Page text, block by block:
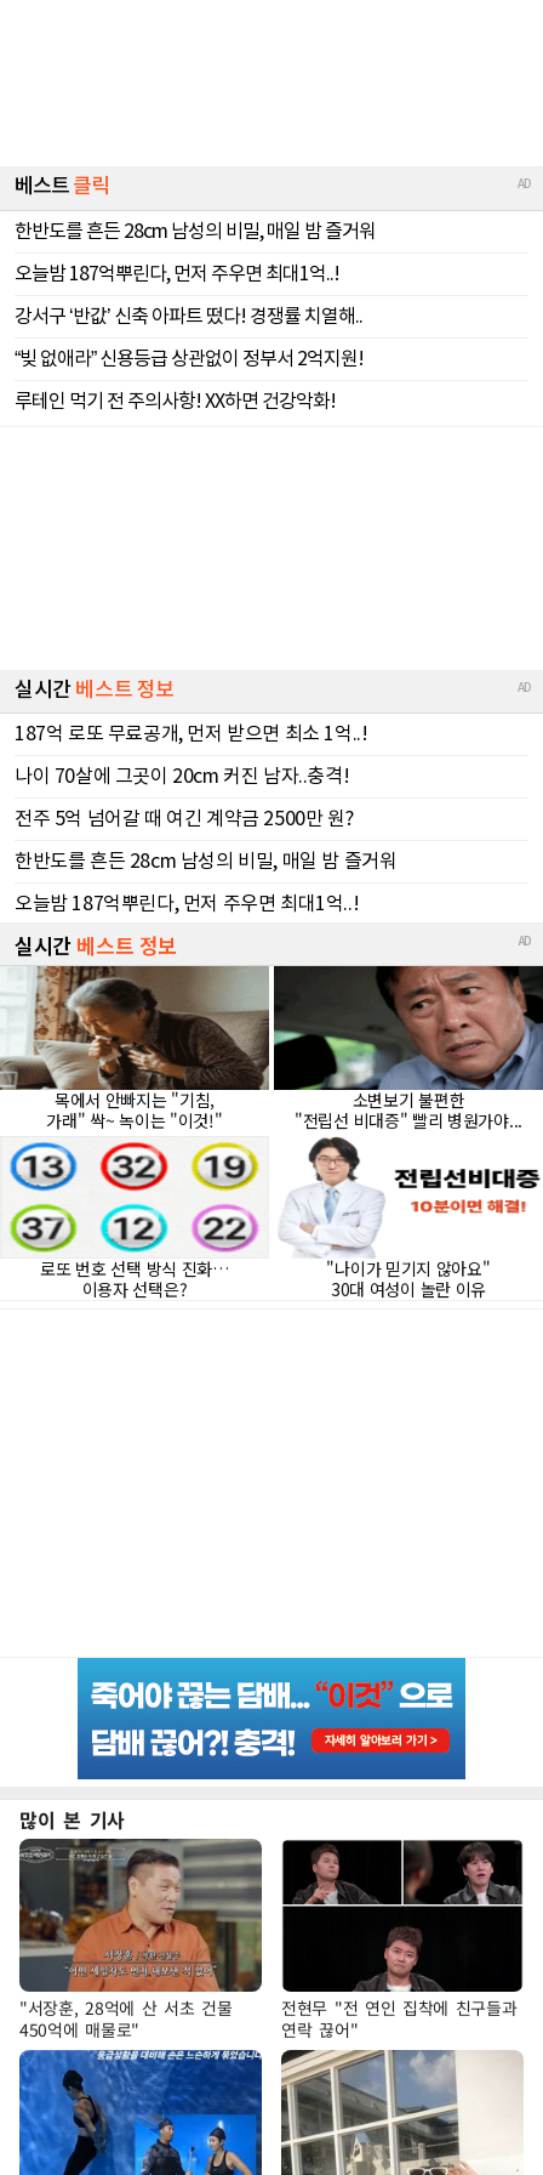
많이 본 기사
"서장훈, 28억에 산 서초 건물
450억에 매물로"
전현무 "전 연인 집착에 친구들과
연락 끊어"